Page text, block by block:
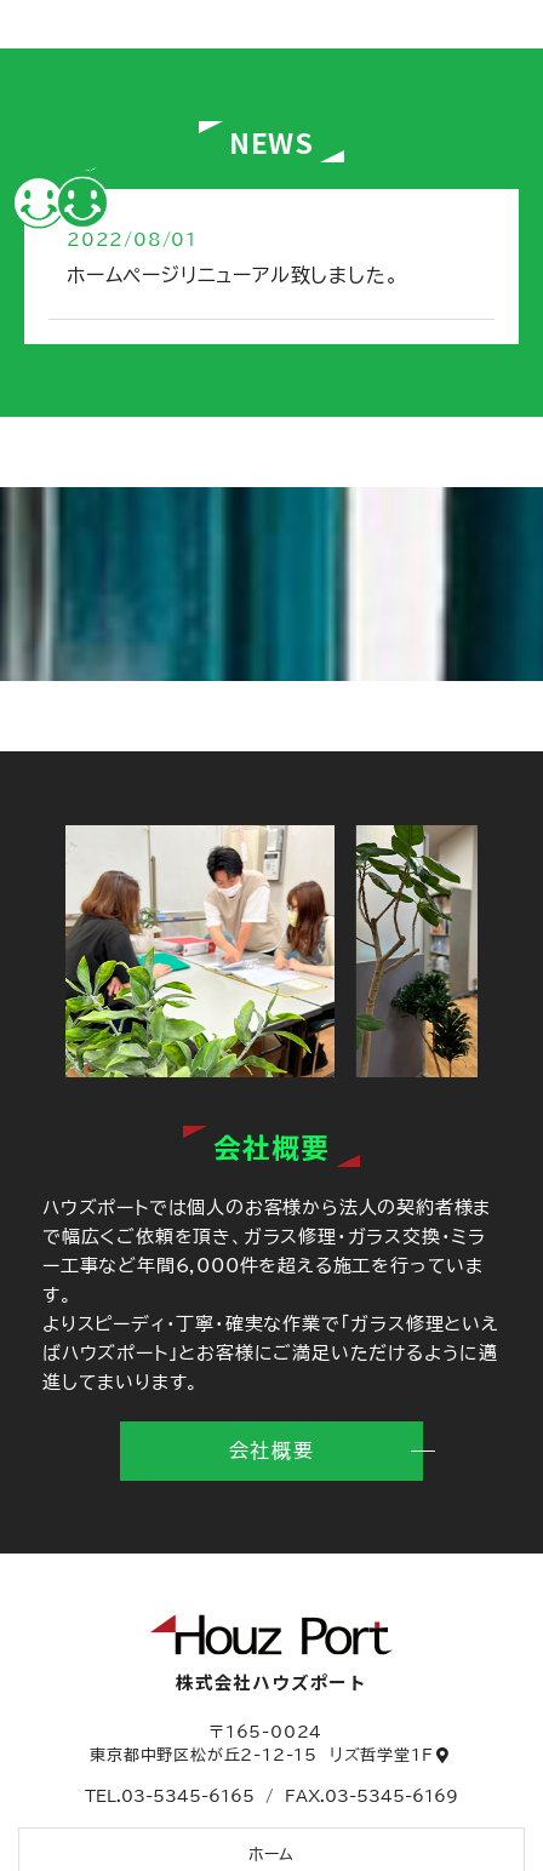
NEWS
2022/08/01
ホームページリニューアル致しました。
会社概要
ハウズポートでは個人のお客様から法人の契約者様ま
で幅広くご依頼を頂き、ガラス修理・ガラス交換・ミラ
ー工事など年間6,000件を超える施工を行っていま
す。
よりスピーディ・丁寧・確実な作業で「ガラス修理といえ
ばハウズポート」とお客様にご満足いただけるように邁
進してまいります。
会社概要
株式会社ハウズポート
〒165-0024
東京都中野区松が丘2-12-15 リズ哲学堂1F
TEL.03-5345-6165 / FAX.03-5345-6169
ホーム